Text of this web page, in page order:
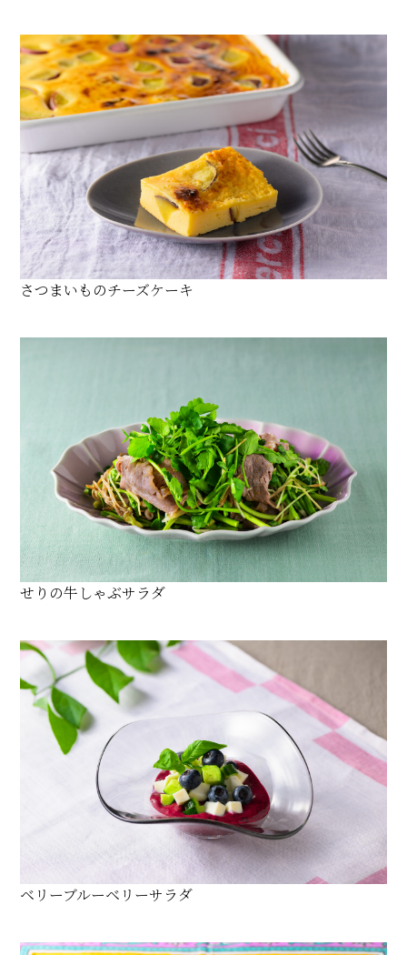
さつまいものチーズケーキ
せりの牛しゃぶサラダ
ベリーブルーベリーサラダ